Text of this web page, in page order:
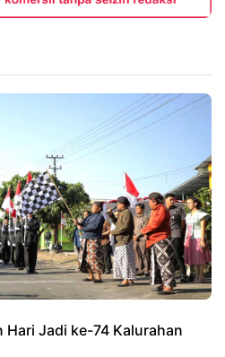
Hari Jadi ke-74 Kalurahan